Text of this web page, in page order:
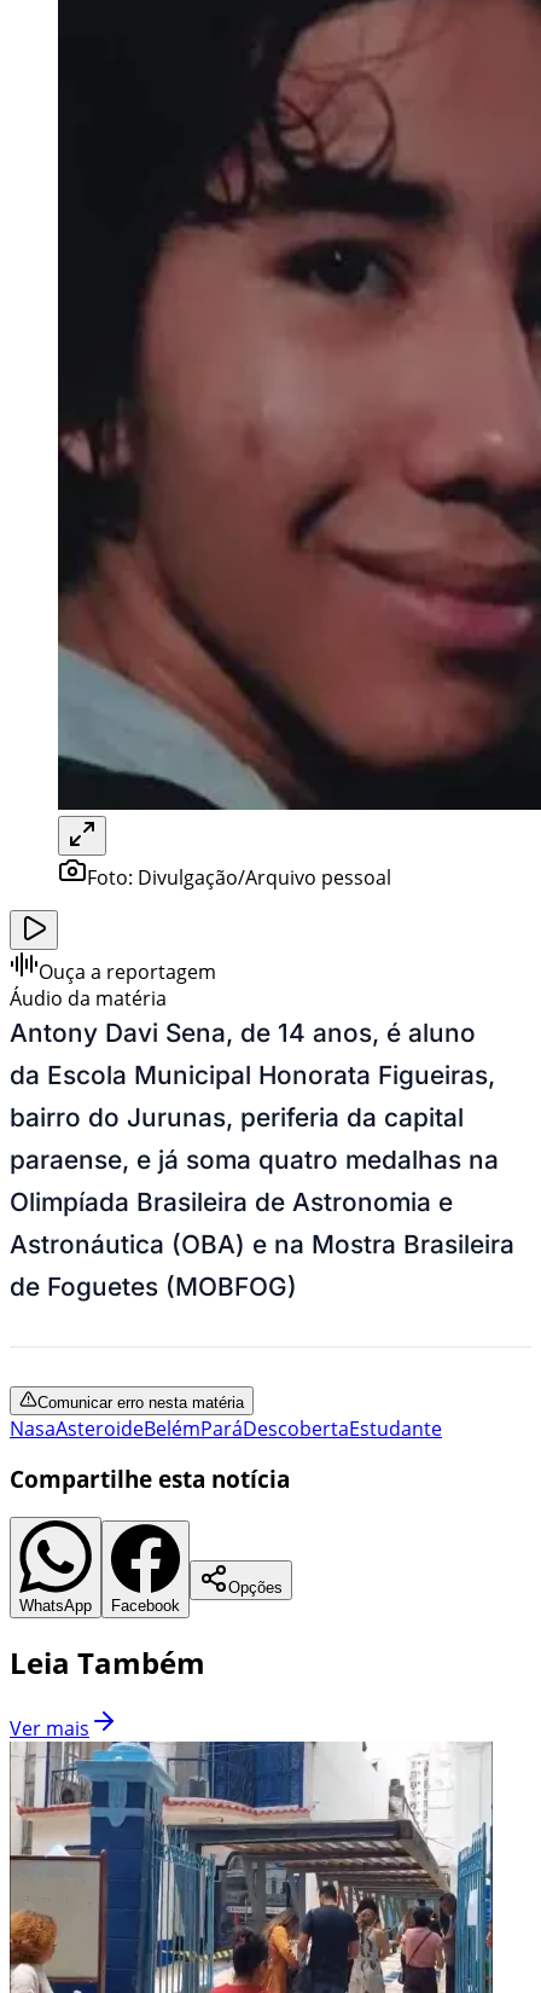
Foto: Divulgação/Arquivo pessoal
Ouça a reportagem
Áudio da matéria
Antony Davi Sena, de 14 anos, é aluno
da Escola Municipal Honorata Figueiras,
bairro do Jurunas, periferia da capital
paraense, e já soma quatro medalhas na
Olimpíada Brasileira de Astronomia e
Astronáutica (OBA) e na Mostra Brasileira
de Foguetes (MOBFOG)
Comunicar erro nesta matéria
NasaAsteroideBelémParáDescobertaEstudante
Compartilhe esta notícia
WhatsApp Facebook
Opções
Leia Também
Ver mais